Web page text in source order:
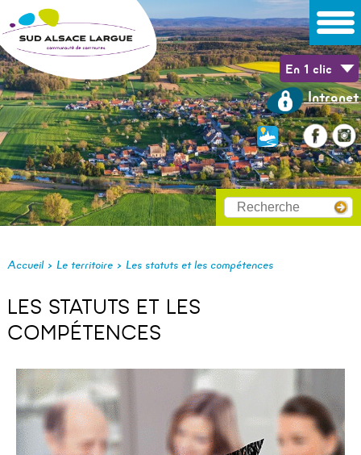
En 1 clic
Intranet
Accueil> Le territoire> Les statuts et les compétences
LES STATUTS ET LES
COMPÉTENCES